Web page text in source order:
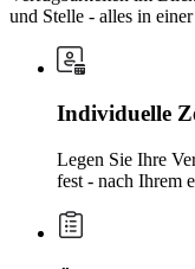
und Stelle - alles in
Individuelle
Legen Sie Ihre
fest - nach Ihrem